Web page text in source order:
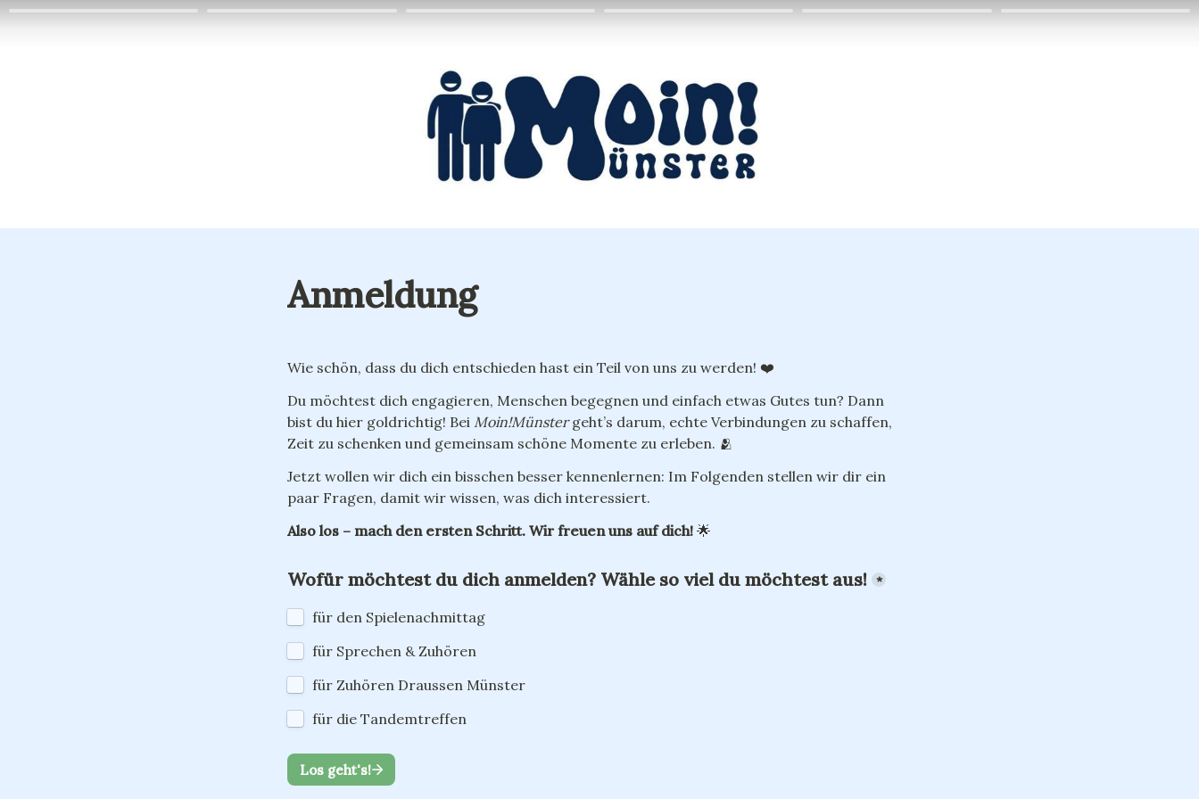
Anmeldung
Wie schön, dass du dich entschieden hast ein Teil von uns zu werden! ❤️
Du möchtest dich engagieren, Menschen begegnen und einfach etwas Gutes tun? Dann
bist du hier goldrichtig! Bei Moin!Münster geht’s darum, echte Verbindungen zu schaffen,
Zeit zu schenken und gemeinsam schöne Momente zu erleben. 🫂
Jetzt wollen wir dich ein bisschen besser kennenlernen: Im Folgenden stellen wir dir ein
paar Fragen, damit wir wissen, was dich interessiert.
Also los – mach den ersten Schritt. Wir freuen uns auf dich! 🌟
Wofür möchtest du dich anmelden? Wähle so viel du möchtest aus! *
für den Spielenachmittag
für Sprechen & Zuhören
für Zuhören Draussen Münster
für die Tandemtreffen
Los geht's!